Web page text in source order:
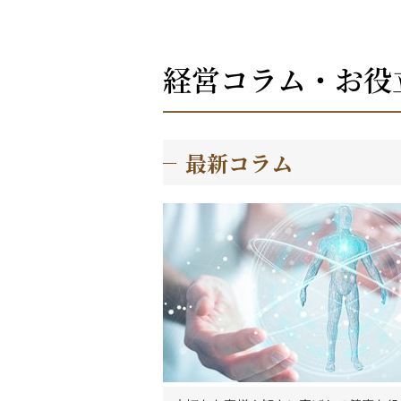
経営コラム・お
最新コラム